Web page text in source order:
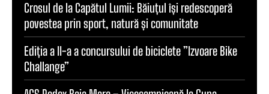
Crosul de la Capătul Lumii: Băiuțul își redescoperă
povestea prin sport, natură și comunitate
Ediția a II-a a concursului de biciclete ”Izvoare Bike
Challange”